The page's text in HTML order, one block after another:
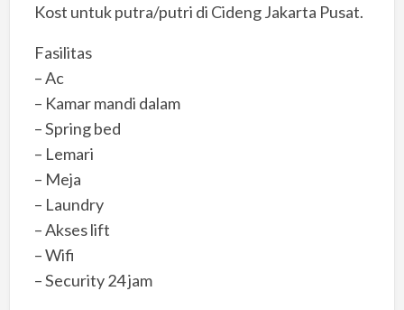
Kost untuk putra/putri di Cideng Jakarta Pusat.
Fasilitas
– Ac
– Kamar mandi dalam
– Spring bed
– Lemari
– Meja
– Laundry
– Akses lift
– Wifi
– Security 24 jam